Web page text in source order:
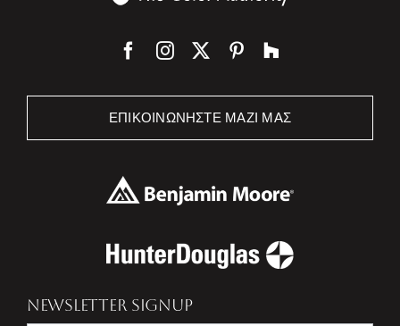
ΕΠΙΚΟΙΝΩΝΉΣΤΕ ΜΑΖΊ ΜΑΣ
NEWSLETTER SIGNUP